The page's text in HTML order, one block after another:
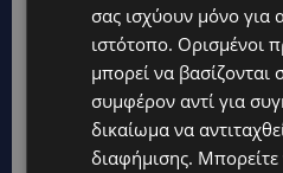
Topics
UPDATES
σας ισχύουν μόνο για
ιστότοπο. Ορισμένοι
μπορεί να βασίζονται
συμφέρον αντί για
δικαίωμα να
διαφήμισης. Μπορείτε